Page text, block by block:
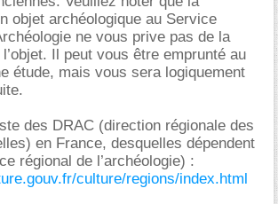
objet archéologique au Service
ne vous prive pas de la
Il peut vous être emprunté au
étude, mais vous sera logiquement
des DRAC (direction régionale des
en France, desquelles dépendent
régional de l’archéologie) :
culture/regions/index.html